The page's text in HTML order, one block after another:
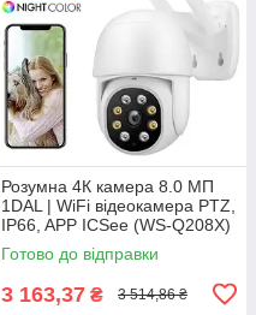
Розумна 4К камера 8.0 МП
1DAL | WiFi відеокамера PTZ,
IP66, APP ICSee (WS-Q208X)
Готово до відправки
3 163,37 ₴ 3 514,86 ₴